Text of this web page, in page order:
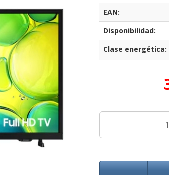
EAN:
Disponibilidad:
Clase energética: